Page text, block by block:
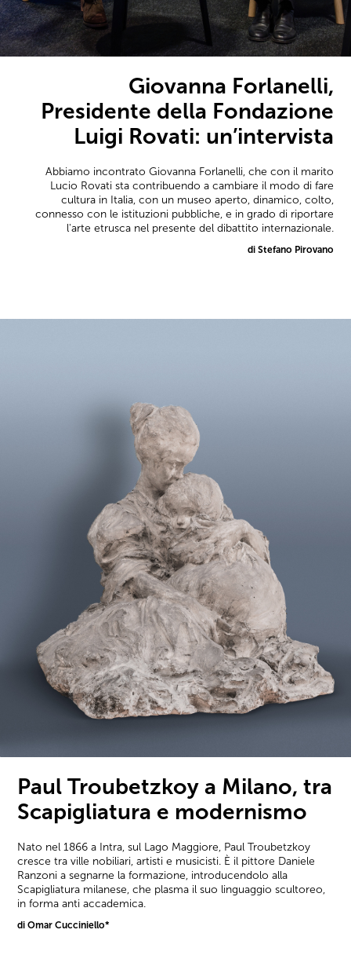
Giovanna Forlanelli,
Presidente della Fondazione
Luigi Rovati: un’intervista
Abbiamo incontrato Giovanna Forlanelli, che con il marito
Lucio Rovati sta contribuendo a cambiare il modo di fare
cultura in Italia, con un museo aperto, dinamico, colto,
connesso con le istituzioni pubbliche, e in grado di riportare
l'arte etrusca nel presente del dibattito internazionale.
di Stefano Pirovano
Paul Troubetzkoy a Milano, tra
Scapigliatura e modernismo
Nato nel 1866 a Intra, sul Lago Maggiore, Paul Troubetzkoy
cresce tra ville nobiliari, artisti e musicisti. È il pittore Daniele
Ranzoni a segnarne la formazione, introducendolo alla
Scapigliatura milanese, che plasma il suo linguaggio scultoreo,
in forma anti accademica.
di Omar Cucciniello*